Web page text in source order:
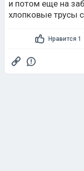
и потом еще на
хлопковые трусы
Нравится 1